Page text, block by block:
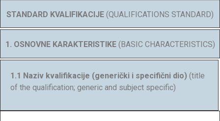
STANDARD KVALIFIKACIJE (QUALIFICATIONS STANDARD)
1. OSNOVNE KARAKTERISTIKE(BASIC CHARACTERISTICS)
1.1 Naziv kvalifikacije (generički i specifični dio) (title
of the qualification; generic and subject specific)